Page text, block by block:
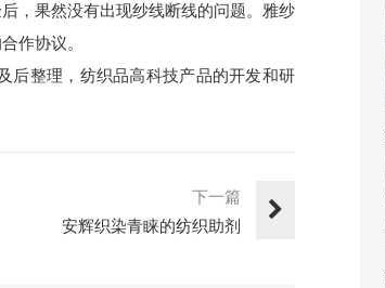
，果然没有出现纱线断线的问题。雅纱
作协议。
后整理，纺织品高科技产品的开发和研
下一篇
安辉织染青睐的纺织助剂